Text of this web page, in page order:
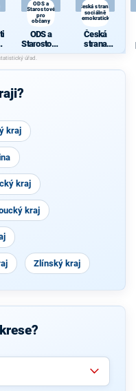
ODS a
Starostové
pro
občany
ODS a
Starostové
pro občany
Česká strana
sociálně
demokratická
Česká
strana
sociálně
cká
kraj
kraj
kraj
Zlínský kraj